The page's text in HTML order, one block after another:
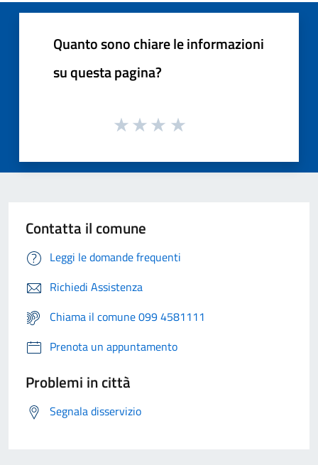
Quanto sono chiare le informazioni
su questa pagina?
Contatta il comune
Leggi le domande frequenti
Richiedi Assistenza
Chiama il comune 099 4581111
Prenota un appuntamento
Problemi in città
Segnala disservizio